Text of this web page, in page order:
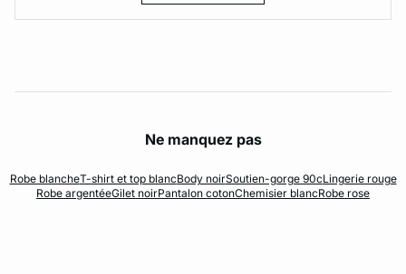
Ne manquez pas
Robe blancheT-shirt et top blancBody noirSoutien-gorge 90cLingerie rouge
Robe argentéeGilet noirPantalon cotonChemisier blancRobe rose